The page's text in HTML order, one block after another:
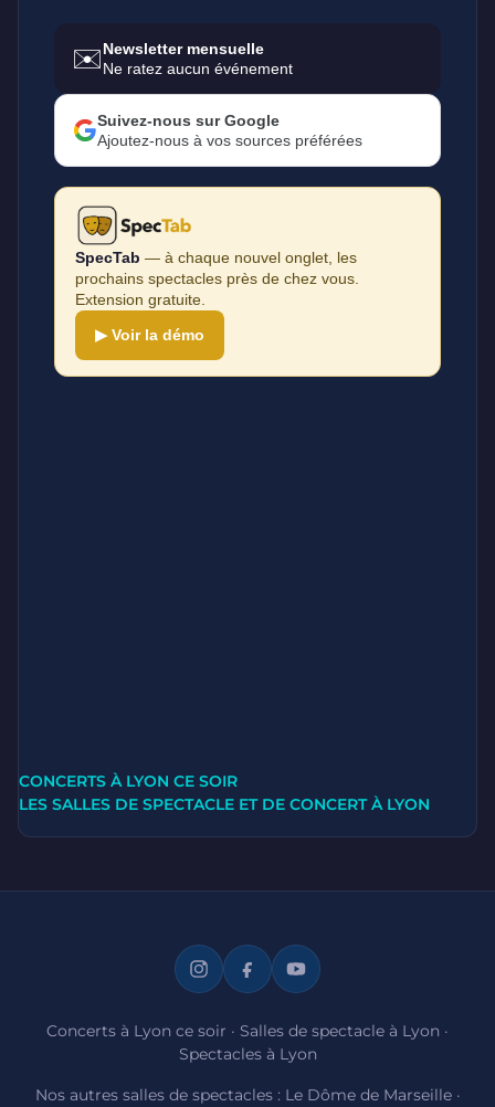
✉️Newsletter mensuelle
Ne ratez aucun événement
Suivez-nous sur Google
Ajoutez-nous à vos sources préférées
SpecTab — à chaque nouvel onglet, les
prochains spectacles près de chez vous.
Extension gratuite.
▶ Voir la démo
CONCERTS À LYON CE SOIR
LES SALLES DE SPECTACLE ET DE CONCERT À LYON
Concerts à Lyon ce soir · Salles de spectacle à Lyon ·
Spectacles à Lyon
Nos autres salles de spectacles : Le Dôme de Marseille·